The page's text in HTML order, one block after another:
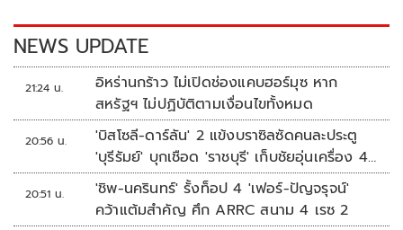
k k
NEWS UPDATE
21:24 น.
อิหร่านกร้าว ไม่เปิดช่องแคบฮอร์มุซ หาก
สหรัฐฯ ไม่ปฏิบัติตามเงื่อนไขทั้งหมด
20:56 น.
'บิสโซลี-ดาร์ลัน' 2 แข้งบราซิลซัดคนละประตู
'บุรีรัมย์' บุกเชือด 'ราชบุรี' เก็บชัยอุ่นเครื่อง 4
นัดรวด
20:51 น.
'ชิพ-นครินทร์' รั้งท็อป 4 'เฟอร์-ปัญจรุจน์'
คว้าแต้มสำคัญ ศึก ARRC สนาม 4 เรซ 2